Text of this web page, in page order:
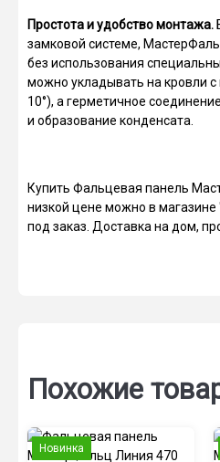
Простота и удобство монтажа.
замковой системе,
без использования
можно укладывать на кровли
10°), а герметичное
и образование конденсата.
Купить Фальцевая панель
низкой цене можно в
под заказ. Доставка на дом,
Похожие
Новинка